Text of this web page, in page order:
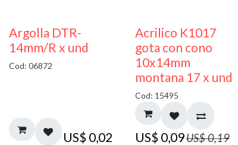
Argolla DTR-
14mm/R x und
Cod: 06872
US$ 0,02
50% DESCUENTO
Acrilico K1017
gota con cono
10x14mm
montana 17 x und
Cod: 15495
US$ 0,09US$0,19